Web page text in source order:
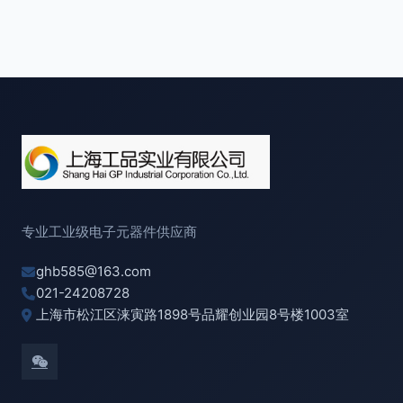
专业工业级电子元器件供应商
ghb585@163.com
021-24208728
上海市松江区涞寅路1898号品耀创业园8号楼1003室